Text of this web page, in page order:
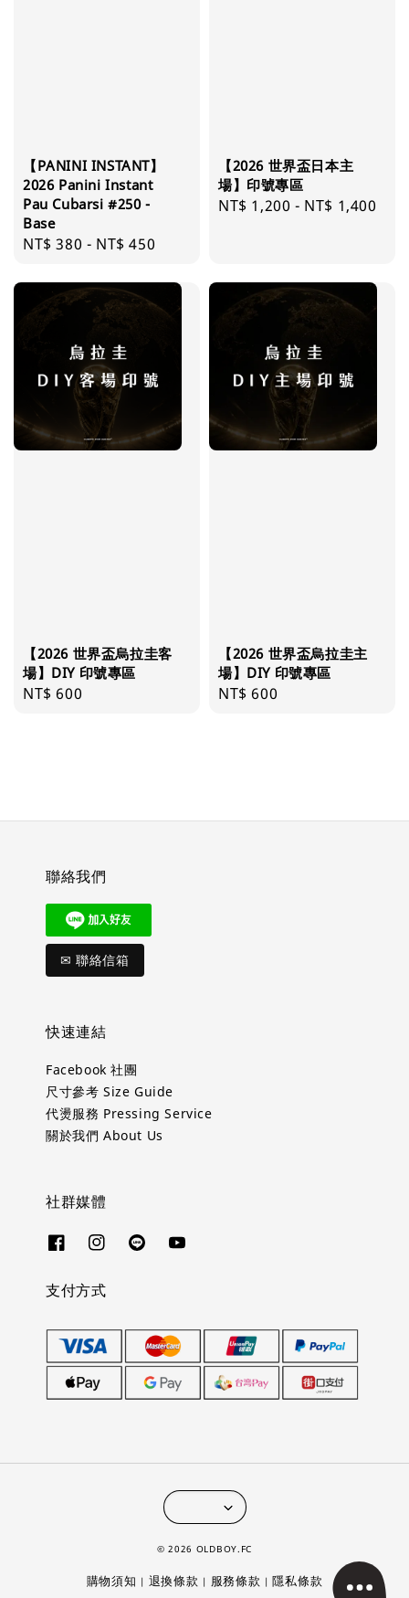
【PANINI INSTANT】
2026 Panini Instant
Pau Cubarsi #250 -
Base
Regular
NT$ 380 - NT$ 450
【2026 世界盃日本主
場】印號專區
Regular
NT$ 1,200 - NT$ 1,400
【2026 世界盃烏拉圭客
場】DIY 印號專區
Regular
NT$ 600
【2026 世界盃烏拉圭主
場】DIY 印號專區
Regular
NT$ 600
聯絡我們
✉ 聯絡信箱
快速連結
Facebook 社團
尺寸參考 Size Guide
代燙服務 Pressing Service
關於我們 About Us
社群媒體
支付方式
© 2026 OLDBOY.FC
購物須知 | 退換條款 | 服務條款 | 隱私條款